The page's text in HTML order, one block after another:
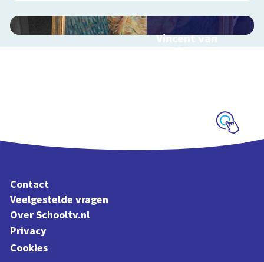
Vincent van
Gogh
Schoolplaat
Contact
Veelgestelde vragen
Over Schooltv.nl
Privacy
Cookies